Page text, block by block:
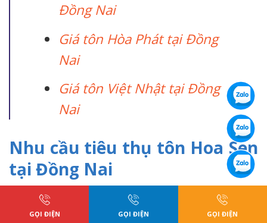
Đồng Nai
Giá tôn Hòa Phát tại Đồng
Nai
Giá tôn Việt Nhật tại Đồng
Nai
Nhu cầu tiêu thụ tôn Hoa Sen
tại Đồng Nai
Đồng Nai là một trong những tỉnh có tốc độ đô
thị hóa và công nghiệp hóa nhanh, kéo theo
GỌI ĐIỆN GỌI ĐIỆN GỌI ĐIỆN